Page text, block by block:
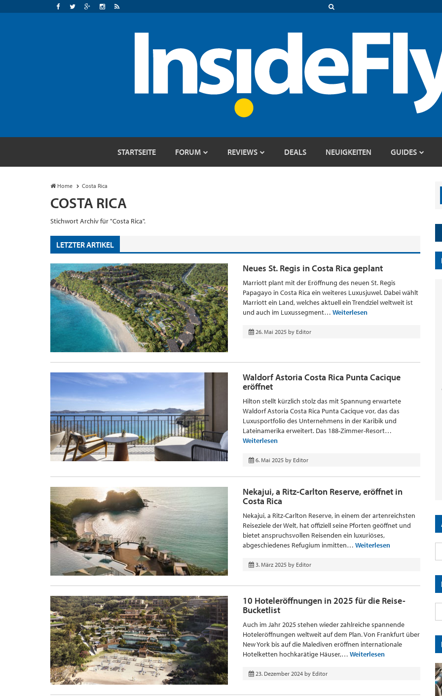
STARTSEITE FORUM REVIEWS DEALS NEUIGKEITEN GUIDES
Home Costa Rica
COSTA RICA
Stichwort Archiv für "Costa Rica".
LETZTER ARTIKEL
Neues St. Regis in Costa Rica geplant
Marriott plant mit der Eröffnung des neuen St. Regis
Papagayo in Costa Rica ein weiteres Luxusjuwel. Dabei wählt
Marriott ein Land, welches aktuell ein Trendziel weltweit ist
und auch im Luxussegment… Weiterlesen
26. Mai 2025 by Editor
Waldorf Astoria Costa Rica Punta Cacique
eröffnet
Hilton stellt kürzlich stolz das mit Spannung erwartete
Waldorf Astoria Costa Rica Punta Cacique vor, das das
Luxusportfolio des Unternehmens in der Karibik und
Lateinamerika erweitert. Das 188-Zimmer-Resort…
Weiterlesen
6. Mai 2025 by Editor
Nekajui, a Ritz-Carlton Reserve, eröffnet in
Costa Rica
Nekajui, a Ritz-Carlton Reserve, in einem der artenreichsten
Reiseziele der Welt, hat offiziell seine Pforten geöffnet und
bietet anspruchsvollen Reisenden ein luxuriöses,
abgeschiedenes Refugium inmitten… Weiterlesen
3. März 2025 by Editor
10 Hoteleröffnungen in 2025 für die Reise-
Bucketlist
Auch im Jahr 2025 stehen wieder zahlreiche spannende
Hoteleröffnungen weltweit auf dem Plan. Von Frankfurt über
New York bis auf die Malediven eröffnen internationale
Hotelketten hochkarätige Häuser,… Weiterlesen
23. Dezember 2024 by Editor